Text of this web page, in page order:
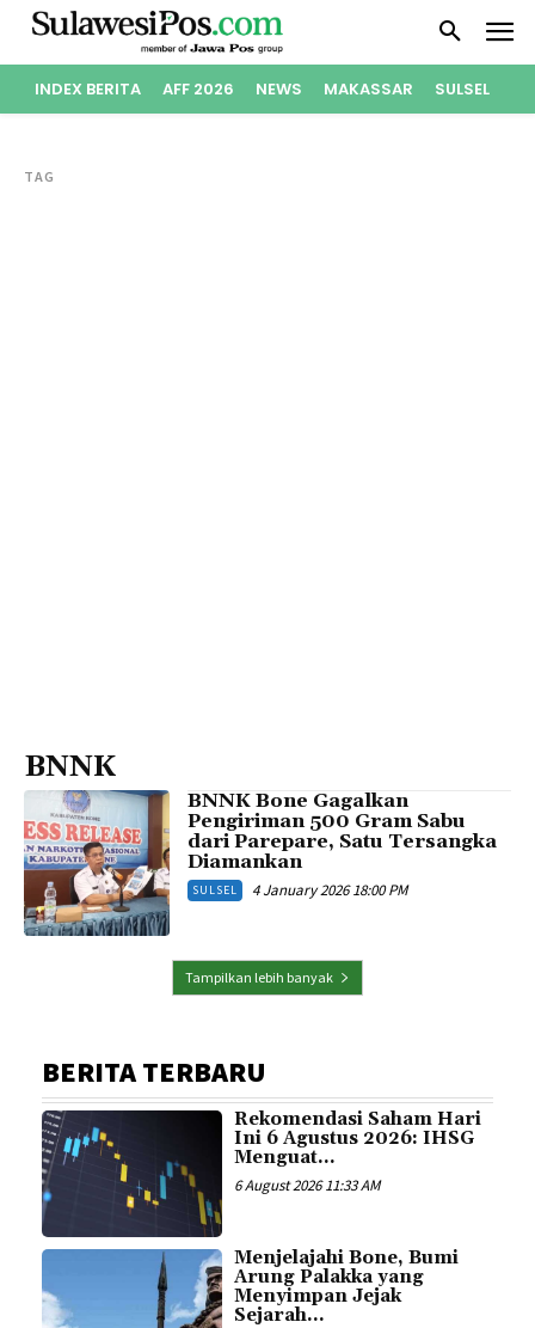
INDEX BERITA AFF 2026 NEWS MAKASSAR SULSEL
TAG
BNNK
BNNK Bone Gagalkan
Pengiriman 500 Gram Sabu
dari Parepare, Satu Tersangka
Diamankan
SULSEL 4 January 2026 18:00 PM
Tampilkan lebih banyak
BERITA TERBARU
Rekomendasi Saham Hari
Ini 6 Agustus 2026: IHSG
Menguat...
6 August 2026 11:33 AM
Menjelajahi Bone, Bumi
Arung Palakka yang
Menyimpan Jejak
Sejarah...